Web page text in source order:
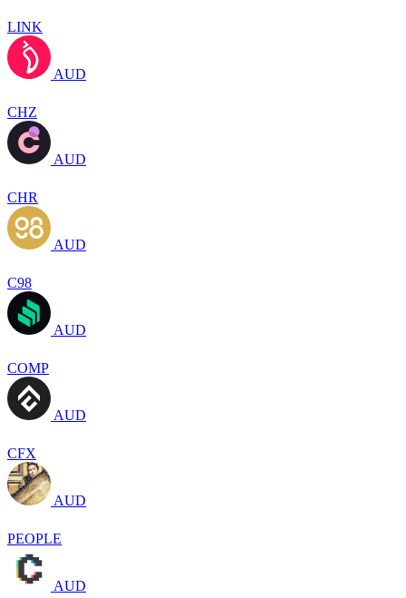
LINK
AUD
CHZ
AUD
CHR
AUD
C98
AUD
COMP
AUD
CFX
AUD
PEOPLE
AUD